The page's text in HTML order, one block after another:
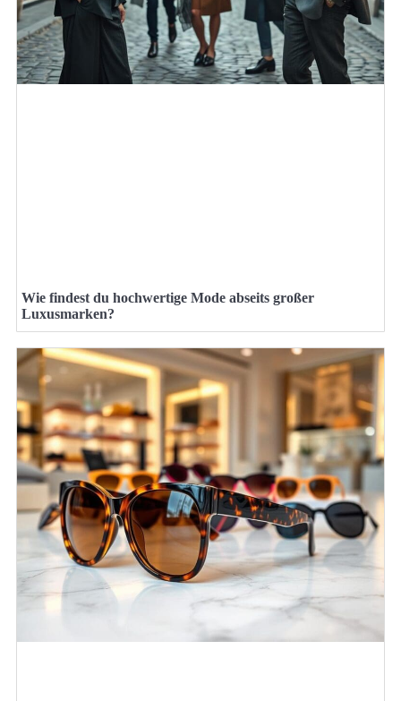
Wie findest du hochwertige Mode abseits großer
Luxusmarken?